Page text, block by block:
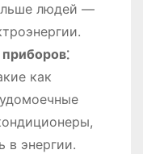
людей ―
как
в энергии.